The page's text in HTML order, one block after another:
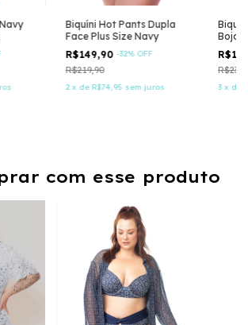
Biquíni Hot Pants Dupla
Face Plus Size Navy
R$149,90 -32% OFF
R$219,90
2 x de R$74,95 sem juros
Bojo
3 x de
com esse produto